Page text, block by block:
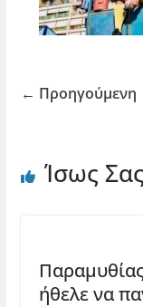
← Προηγούμενη
Ίσως
ήθελε να